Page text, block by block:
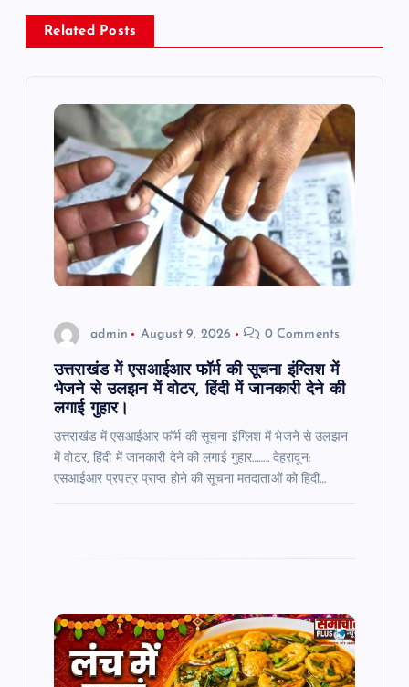
v
Related Posts
admin August 9, 2026 0 Comments
उत्तराखंड में एसआईआर फॉर्म की सूचना इंग्लिश में
भेजने से उलझन में वोटर, हिंदी में जानकारी देने की
लगाई गुहार।
उत्तराखंड में एसआईआर फॉर्म की सूचना इंग्लिश में भेजने से उलझन
में वोटर, हिंदी में जानकारी देने की लगाई गुहार…….. देहरादून:
एसआईआर प्रपत्र प्राप्त होने की सूचना मतदाताओं को हिंदी…